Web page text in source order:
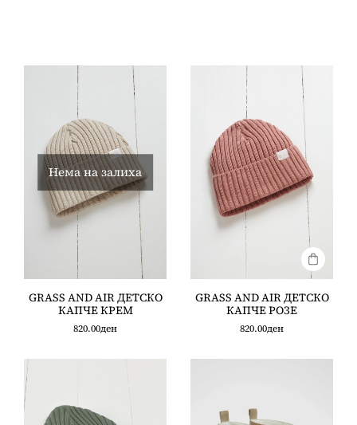
Нема на залиха
GRASS AND AIR ДЕТСКО
КАПЧЕ КРЕМ
820.00ден
GRASS AND AIR ДЕТСКО
КАПЧЕ РОЗЕ
820.00ден